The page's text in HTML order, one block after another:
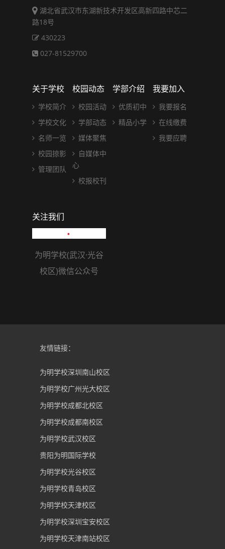
湖北省武汉市东湖新技术开发区高新四路中芯二
路18号
430223
027-81529700
关于学校
学校简介
学校文化
名师一览
校园掠影
管理团队
校园动态
校园活动
学部动态
媒体聚焦
自媒体中
心
校报校刊
学部介绍
优质初中
精品小学
我要加入
我要报名
在线缴费
我要应聘
关注我们
为明学校(武汉·光谷
校区)微信公众号
友情链接：
为明学校深圳南山校区
为明学校广州光大校区
为明学校成都北校区
为明学校成都南校区
为明学校武汉校区
贵阳为明国际学校
为明学校光谷校区
为明学校青岛校区
为明学校天津校区
为明学校深圳宝安校区
为明学校天津南站校区